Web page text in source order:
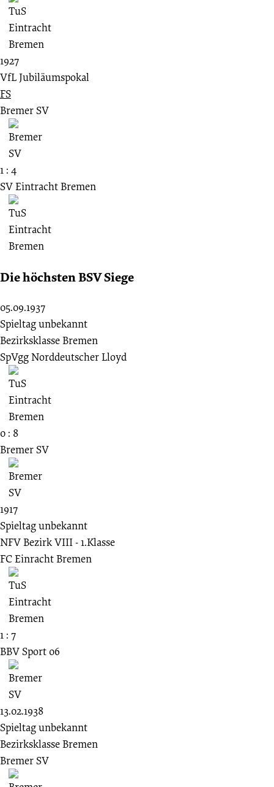
1927
VfL Jubiläumspokal
FS
Bremer SV
1 : 4
SV Eintracht Bremen
Die höchsten BSV Siege
05.09.1937
Spieltag unbekannt
Bezirksklasse Bremen
SpVgg Norddeutscher Lloyd
0 : 8
Bremer SV
1917
Spieltag unbekannt
NFV Bezirk VIII - 1.Klasse
FC Einracht Bremen
1 : 7
BBV Sport 06
13.02.1938
Spieltag unbekannt
Bezirksklasse Bremen
Bremer SV